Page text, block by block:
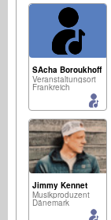
SAcha Boroukhoff
Veranstaltungsort
Frankreich
Jimmy Kennet
Musikproduzent
Dänemark